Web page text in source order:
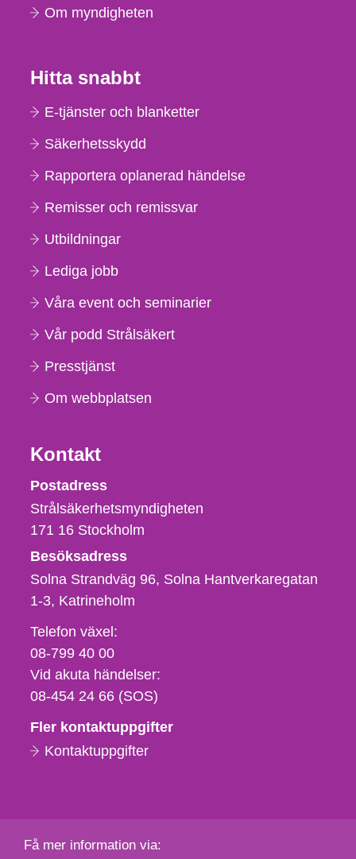
Om myndigheten
Hitta snabbt
E-tjänster och blanketter
Säkerhetsskydd
Rapportera oplanerad händelse
Remisser och remissvar
Utbildningar
Lediga jobb
Våra event och seminarier
Vår podd Strålsäkert
Presstjänst
Om webbplatsen
Kontakt
Strålsäkerhetsmyndigheten
Postadress
Strålsäkerhetsmyndigheten
171 16 Stockholm
Besöksadress
Solna Strandväg 96, Solna Hantverkaregatan
1-3 Katrineholm
Telefon,
fax
och
e-
Telefon växel:
08-799 40 00
Vid akuta händelser:
08-454 24 66 (SOS)
Fler kontaktuppgifter
Kontaktuppgifter
Få mer information via: